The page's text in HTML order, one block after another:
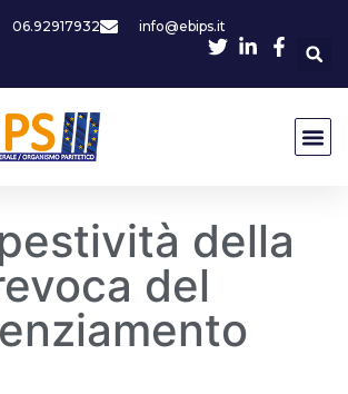
06.92917932 info@ebips.it
della
del